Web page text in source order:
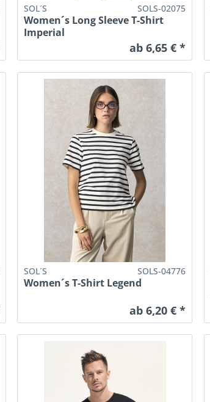
SOL´S SOLS-02075
Women´s Long Sleeve T-Shirt
Imperial
ab 6,65 € *
SOL´S SOLS-04776
Women´s T-Shirt Legend
ab 6,20 € *